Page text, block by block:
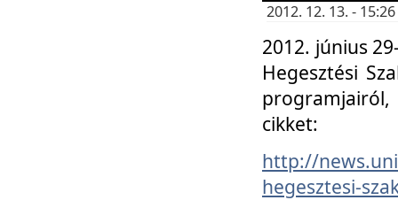
2012. 12. 13. -
2012. június
Hegesztési
cikket:
http://
hegesztesi-